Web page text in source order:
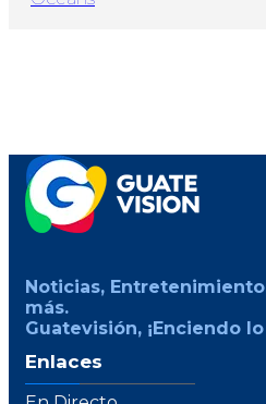
Noticias,
más.
Guatevisión, ¡Enciendo
Enlaces